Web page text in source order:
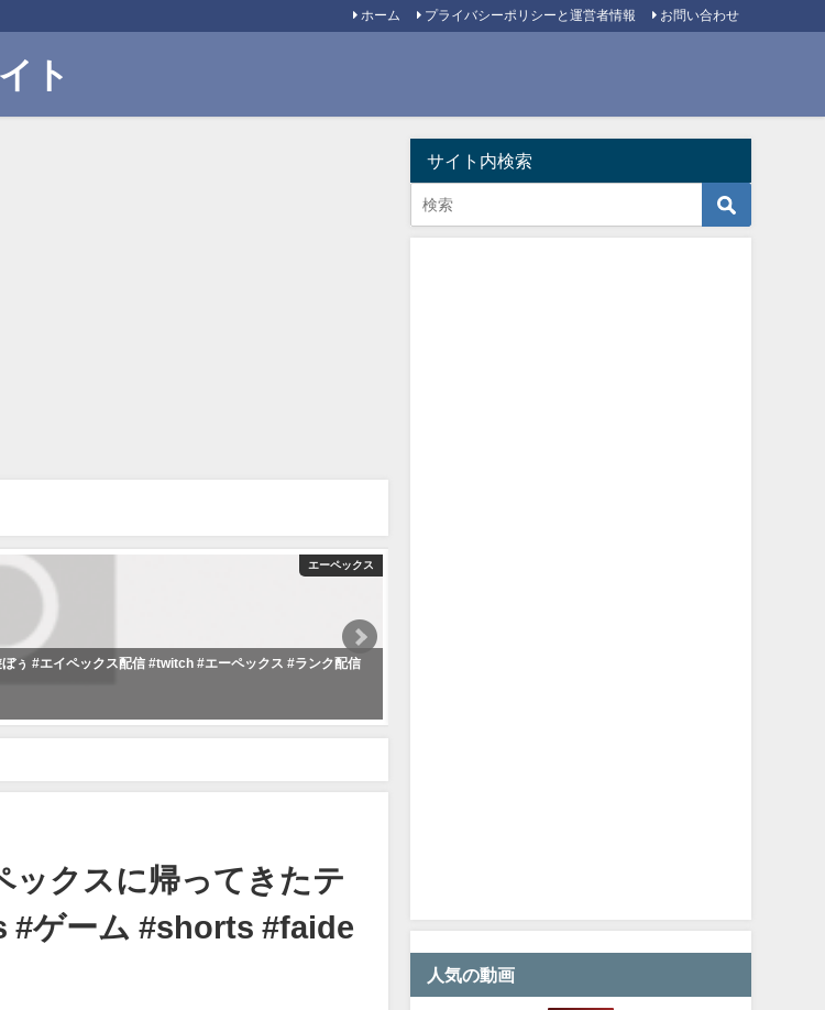
ホーム プライバシーポリシーと運営者情報 お問い合わせ
ト
エーペックス
ぅ #エイペックス配信 #twitch #エーペックス #ランク配信
ックスに帰ってきたテ
#ゲーム #shorts #faide
サイト内検索
人気の動画